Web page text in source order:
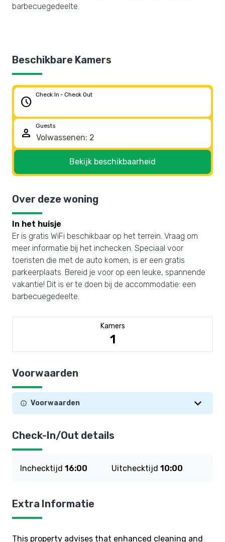
barbecuegedeelte.
Beschikbare Kamers
schedule
Check In - Check Out
person
Guests
Bekijk beschikbaarheid
Over deze woning
In het huisje
Er is gratis WiFi beschikbaar op het terrein. Vraag om
meer informatie bij het inchecken. Speciaal voor
toeristen die met de auto komen, is er een gratis
parkeerplaats. Bereid je voor op een leuke, spannende
vakantie! Dit is er te doen bij de accommodatie: een
barbecuegedeelte.
Kamers
1
Voorwaarden
Voorwaarden
Check-In/Out details
Inchecktijd 16:00 Uitchecktijd 10:00
Extra Informatie
This property advises that enhanced cleaning and